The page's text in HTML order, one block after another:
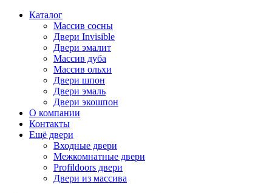
Каталог
Массив сосны
Двери Invisible
Двери эмалит
Массив дуба
Массив ольхи
Двери шпон
Двери эмаль
Двери экошпон
О компании
Контакты
Ещё двери
Входные двери
Межкомнатные двери
Profildoors двери
Двери из массива